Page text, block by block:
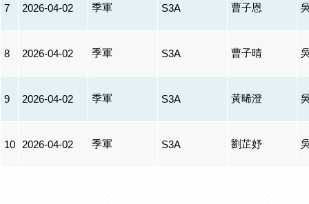
7 2026-04-02 季軍 S3A 曹子恩
8 2026-04-02 季軍 S3A 曹子晴
9 2026-04-02 季軍 S3A 黃晞澄
10 2026-04-02 季軍 S3A 劉芷妤